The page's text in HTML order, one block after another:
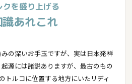
クを盛り上げる
あれこれ
の深いお手玉ですが、実は日本発祥
源には諸説ありますが、最古のもの
トルコに位置する地方にいたリディ